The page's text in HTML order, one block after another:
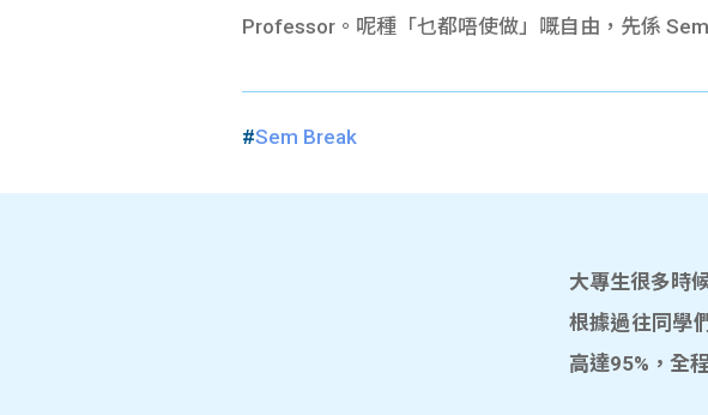
Professor。呢種「乜都唔使做」嘅自由，先係
#Sem Break
大專生很多時
根據過往同學
高達95%，全